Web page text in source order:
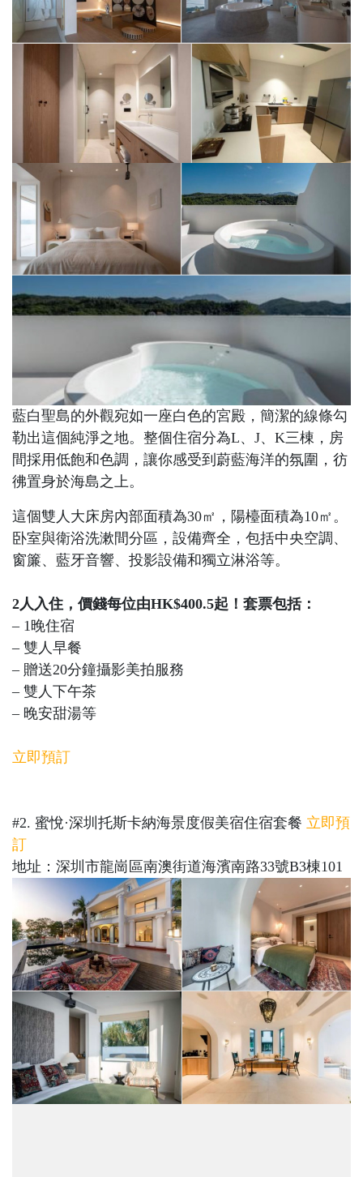
藍白聖島的外觀宛如一座白色的宮殿，簡潔的線條勾
勒出這個純淨之地。整個住宿分為L、J、K三棟，房
間採用低飽和色調，讓你感受到蔚藍海洋的氛圍，彷
彿置身於海島之上。
這個雙人大床房內部面積為30㎡，陽檯面積為10㎡。
卧室與衛浴洗漱間分區，設備齊全，包括中央空調、
窗簾、藍牙音響、投影設備和獨立淋浴等。
2人入住，價錢每位由HK$400.5起！套票包括：
– 1晚住宿
– 雙人早餐
– 贈送20分鐘攝影美拍服務
– 雙人下午茶
– 晚安甜湯等
立即預訂
#2. 蜜悅·深圳托斯卡納海景度假美宿住宿套餐 立即預
訂
地址：深圳市龍崗區南澳街道海濱南路33號B3棟101